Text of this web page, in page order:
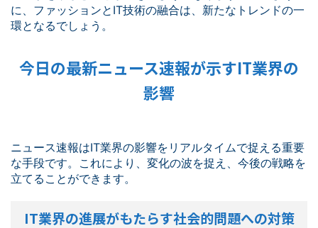
に、ファッションとIT技術の融合は、新たなトレンドの一
環となるでしょう。
今日の最新ニュース速報が示すIT業界の
影響
ニュース速報はIT業界の影響をリアルタイムで捉える重要
な手段です。これにより、変化の波を捉え、今後の戦略を
立てることができます。
IT業界の進展がもたらす社会的問題への対策